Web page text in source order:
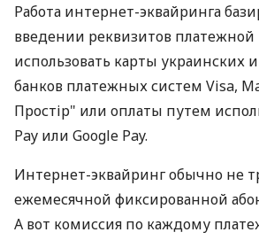
Работа интернет-эквайринга
введении реквизитов
использовать карты украинских
банков платежных систем Visa,
Простір" или оплаты путем
Pay или Google Pay.
Интернет-эквайринг обычно не
ежемесячной фиксированной
А вот комиссия по каждому